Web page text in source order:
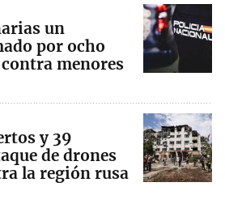
un
por ocho
menores
y 39
de drones
la región rusa